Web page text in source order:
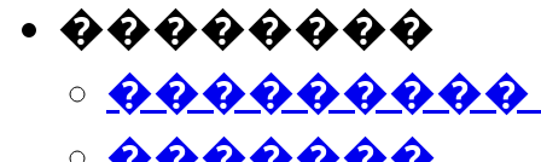
��������
���������